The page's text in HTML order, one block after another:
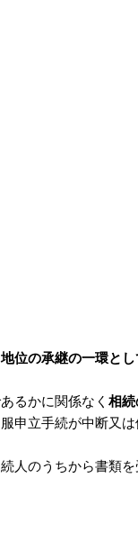
位の承継の一環と
るかに関係なく 相続
申立手続が中断又
人のうちから書類